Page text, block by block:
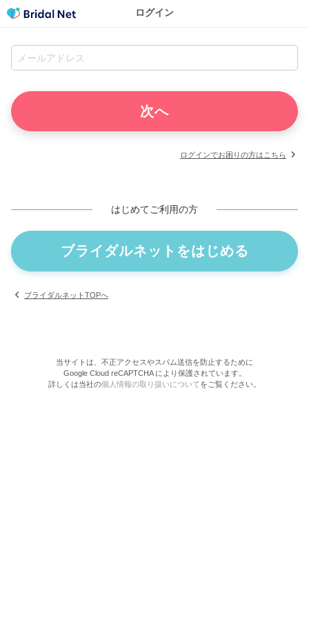
ログイン
ログインでお困りの方はこちら
はじめてご利用の方
ブライダルネットをはじめる
ブライダルネットTOPへ
当サイトは、不正アクセスやスパム送信を防止するために
Google Cloud reCAPTCHA により保護されています。
詳しくは当社の個人情報の取り扱いについてをご覧ください。